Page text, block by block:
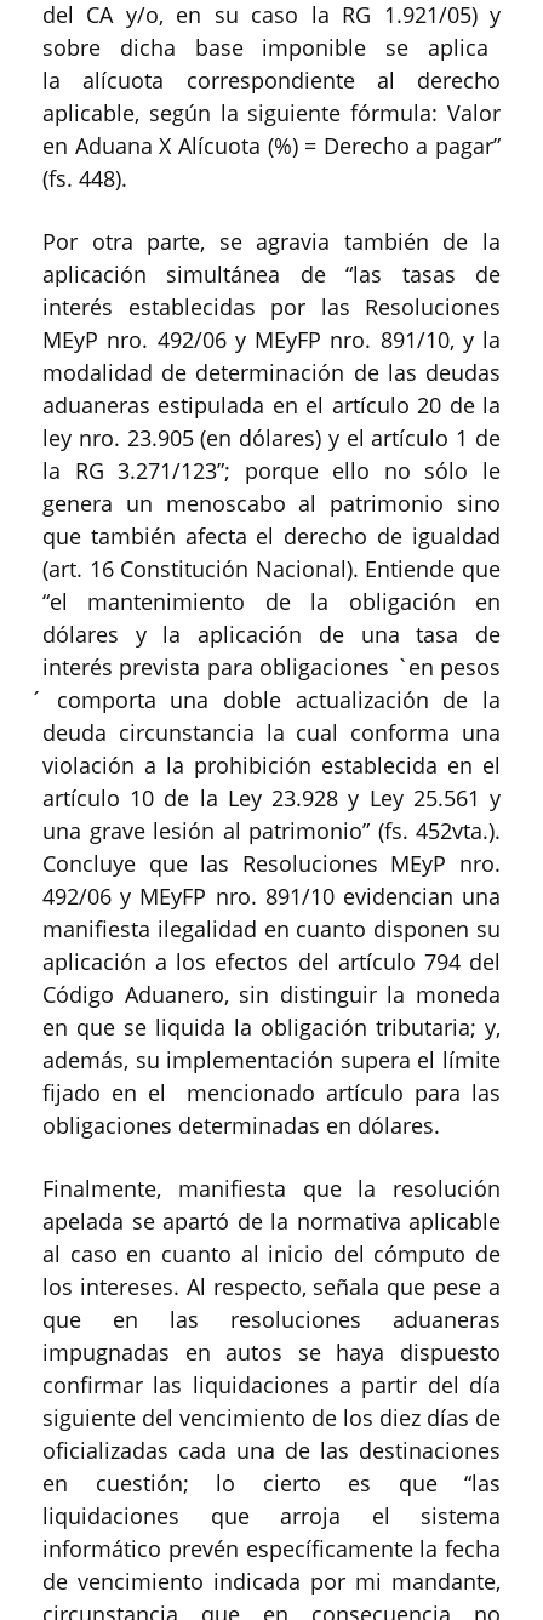
del CA y/o, en su caso la RG 1.921/05) y
sobre dicha base imponible se aplica
la alícuota correspondiente al derecho
aplicable, según la siguiente fórmula: Valor
en Aduana X Alícuota (%) = Derecho a pagar”
(fs. 448).
Por otra parte, se agravia también de la
aplicación simultánea de “las tasas de
interés establecidas por las Resoluciones
MEyP nro. 492/06 y MEyFP nro. 891/10, y la
modalidad de determinación de las deudas
aduaneras estipulada en el artículo 20 de la
ley nro. 23.905 (en dólares) y el artículo 1 de
la RG 3.271/123”; porque ello no sólo le
genera un menoscabo al patrimonio sino
que también afecta el derecho de igualdad
(art. 16 Constitución Nacional). Entiende que
“el mantenimiento de la obligación en
dólares y la aplicación de una tasa de
interés prevista para obligaciones `en pesos
́ comporta una doble actualización de la
deuda circunstancia la cual conforma una
violación a la prohibición establecida en el
artículo 10 de la Ley 23.928 y Ley 25.561 y
una grave lesión al patrimonio” (fs. 452vta.).
Concluye que las Resoluciones MEyP nro.
492/06 y MEyFP nro. 891/10 evidencian una
manifiesta ilegalidad en cuanto disponen su
aplicación a los efectos del artículo 794 del
Código Aduanero, sin distinguir la moneda
en que se liquida la obligación tributaria; y,
además, su implementación supera el límite
fijado en el mencionado artículo para las
obligaciones determinadas en dólares.
Finalmente, manifiesta que la resolución
apelada se apartó de la normativa aplicable
al caso en cuanto al inicio del cómputo de
los intereses. Al respecto, señala que pese a
que en las resoluciones aduaneras
impugnadas en autos se haya dispuesto
confirmar las liquidaciones a partir del día
siguiente del vencimiento de los diez días de
oficializadas cada una de las destinaciones
en cuestión; lo cierto es que “las
liquidaciones que arroja el sistema
informático prevén específicamente la fecha
de vencimiento indicada por mi mandante,
circunstancia que en consecuencia no